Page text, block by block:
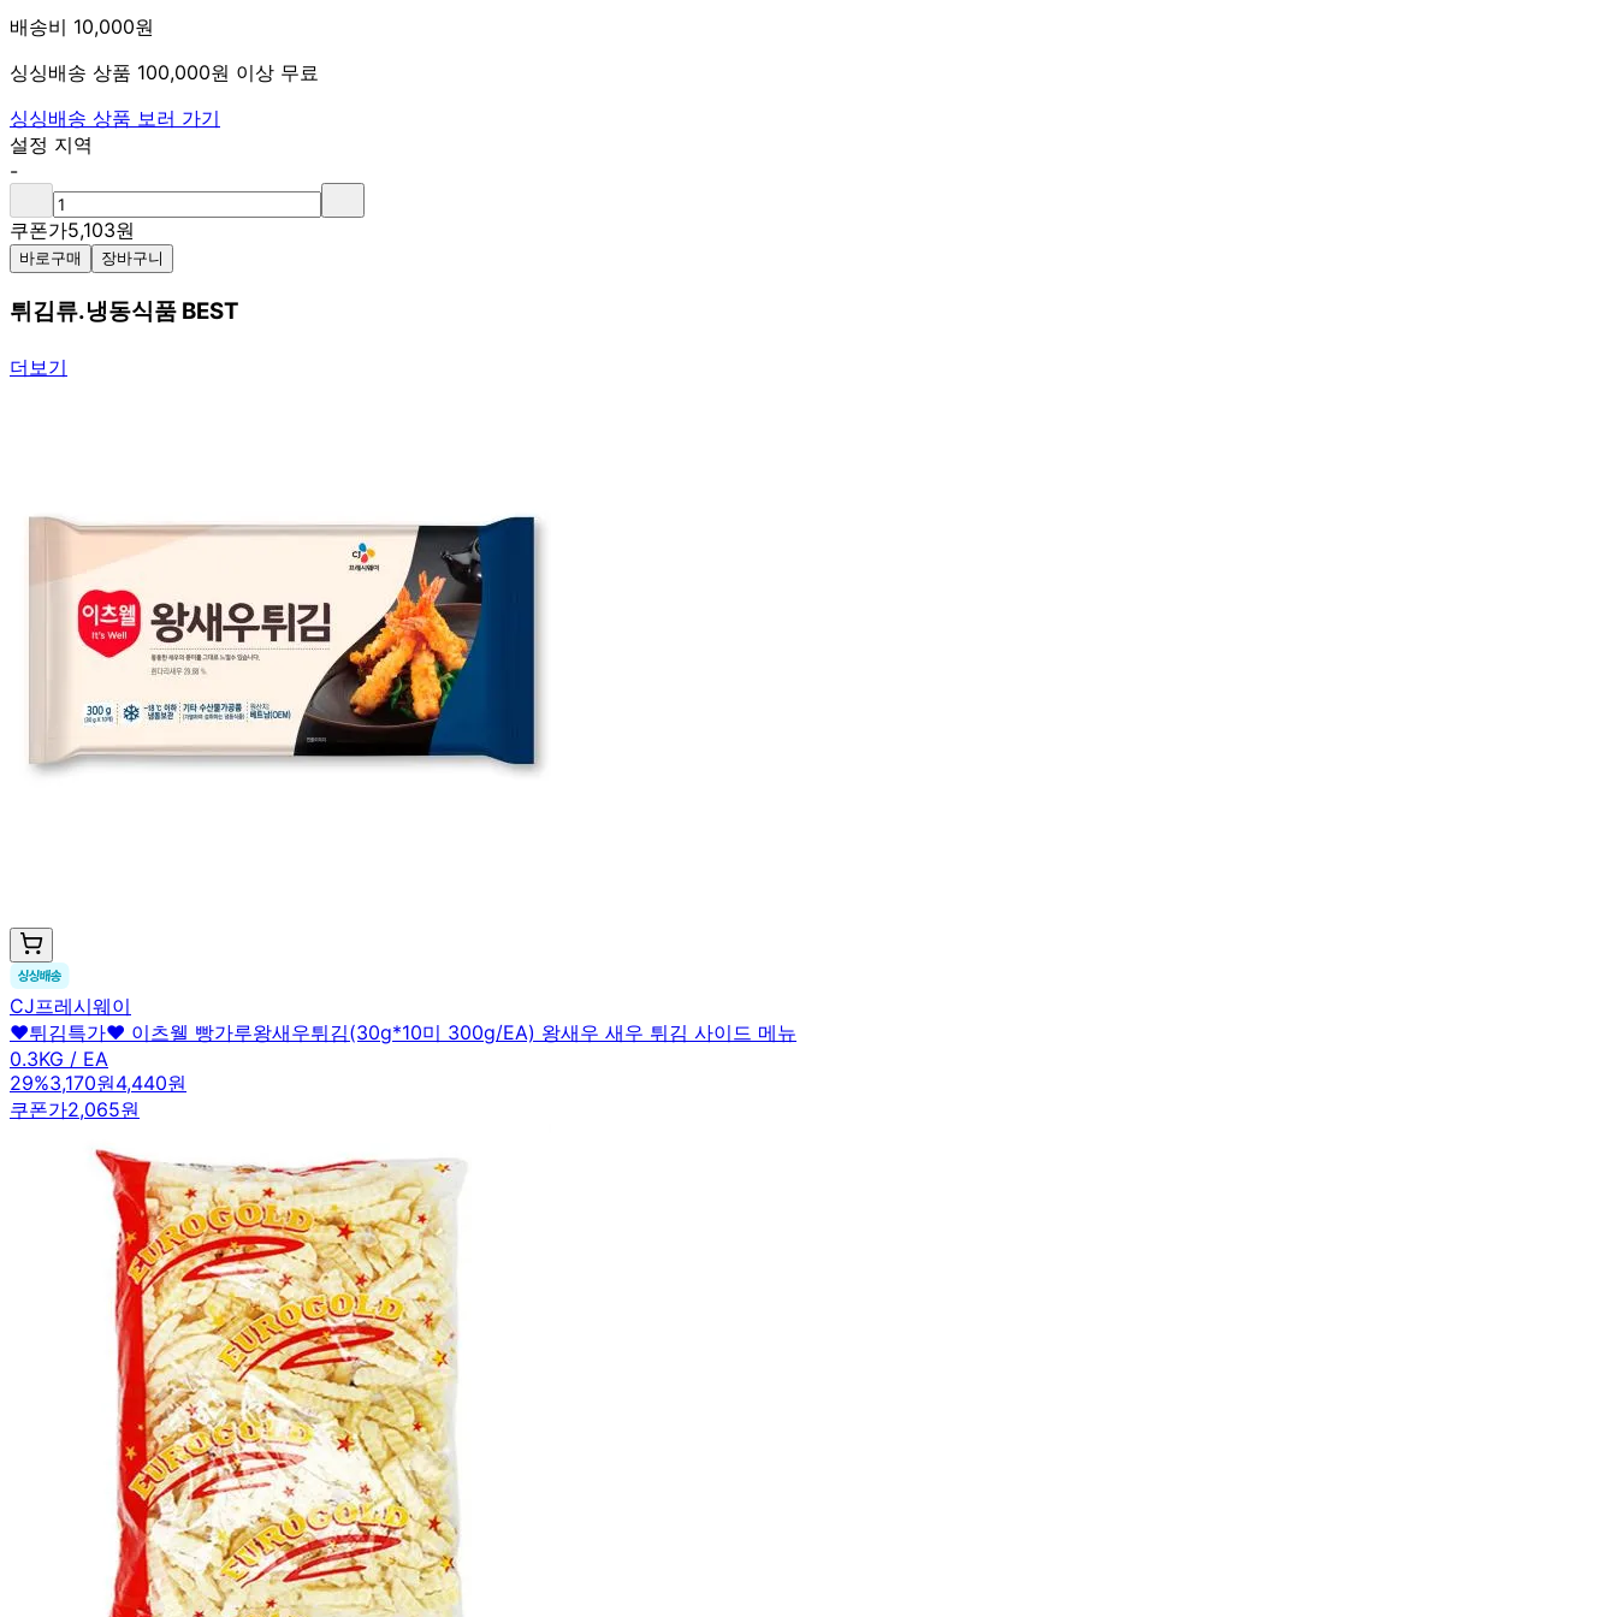
배송비 10,000원
싱싱배송 상품 100,000원 이상 무료
싱싱배송 상품 보러 가기
설정 지역
-
쿠폰가5,103원
바로구매 장바구니
튀김류.냉동식품 BEST
더보기
CJ프레시웨이
♥튀김특가♥ 이츠웰 빵가루왕새우튀김(30g*10미 300g/EA) 왕새우 새우 튀김 사이드 메뉴
0.3KG / EA
29%3,170원4,440원
쿠폰가2,065원